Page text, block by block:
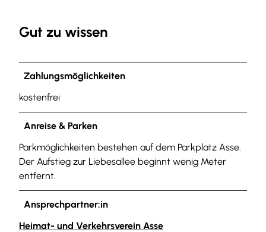
Gut zu wissen
Zahlungsmöglichkeiten
kostenfrei
Anreise & Parken
Parkmöglichkeiten bestehen auf dem Parkplatz Asse.
Der Aufstieg zur Liebesallee beginnt wenig Meter
entfernt.
Ansprechpartner:in
Heimat- und Verkehrsverein Asse